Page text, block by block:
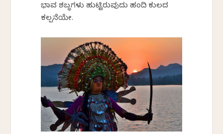
ಭಾವ ಶಬ್ಧಗಳು ಹುಟ್ಟಿರುವುದು ಹಂದಿ ಕುಲದ
ಕಲ್ಪನೆಯೇ.